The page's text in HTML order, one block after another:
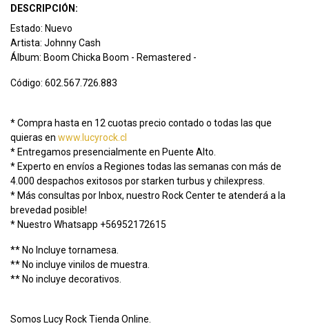
DESCRIPCIÓN:
Estado: Nuevo
Artista: Johnny Cash
Álbum: Boom Chicka Boom - Remastered -
Código: 602.567.726.883
* Compra hasta en 12 cuotas precio contado o todas las que
quieras en www.lucyrock.cl
* Entregamos presencialmente en Puente Alto.
* Experto en envíos a Regiones todas las semanas con más de
4.000 despachos exitosos por starken turbus y chilexpress.
* Más consultas por Inbox, nuestro Rock Center te atenderá a la
brevedad posible!
* Nuestro Whatsapp +56952172615
** No Incluye tornamesa.
** No incluye vinilos de muestra.
** No incluye decorativos.
Somos Lucy Rock Tienda Online.